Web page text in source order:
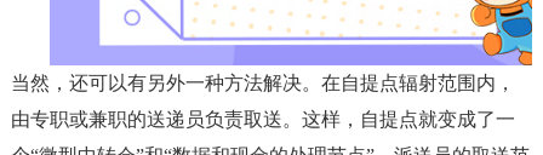
当然，还可以有另外一种方法解决。在自提点辐射范围内，
由专职或兼职的送递员负责取送。这样，自提点就变成了一